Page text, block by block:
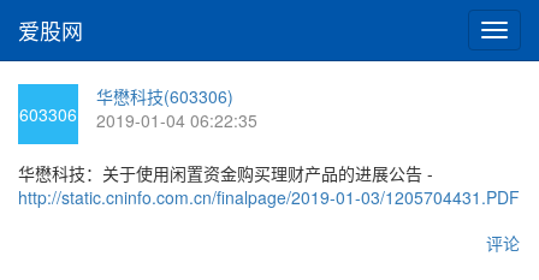
切
换
爱股网
603306
华懋科技(603306)
2019-01-04 06:22:35
华懋科技：关于使用闲置资金购买理财产品的进展公告 -
http://static.cninfo.com.cn/finalpage/2019-01-03/1205704431.PDF
评论